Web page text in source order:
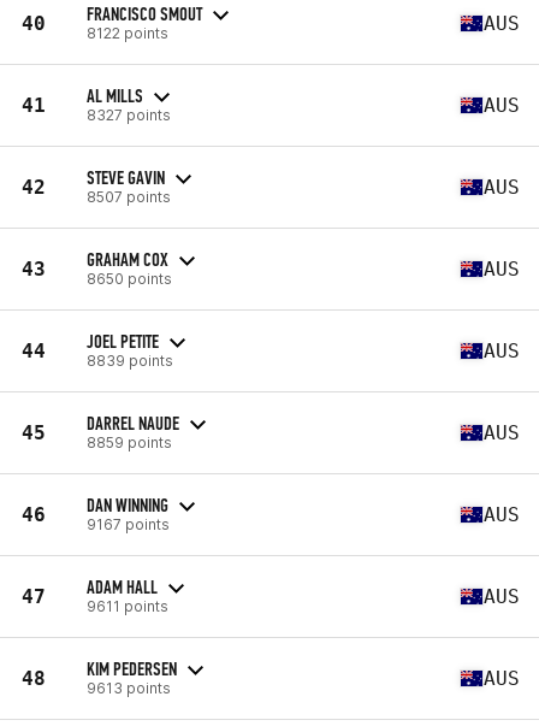
40 FRANCISCO SMOUT
8122 points AUS
41 AL MILLS
8327 points AUS
42 STEVE GAVIN
8507 points AUS
43 GRAHAM COX
8650 points AUS
44 JOEL PETITE
8839 points AUS
45 DARREL NAUDE
8859 points AUS
46 DAN WINNING
9167 points AUS
47 ADAM HALL
9611 points AUS
48 KIM PEDERSEN
9613 points AUS